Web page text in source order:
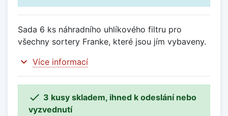
Sada 6 ks náhradního uhlíkového filtru pro
všechny sortery Franke, které jsou jím vybaveny.
expand_more Více informací
 3 kusy skladem, ihned k odeslání nebo
vyzvednutí